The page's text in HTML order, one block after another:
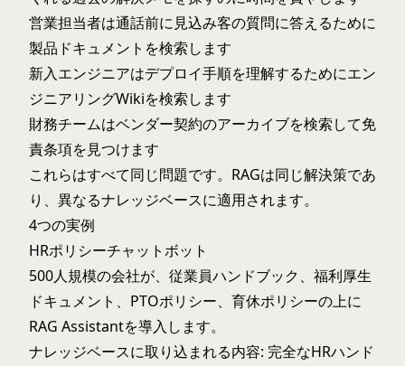
営業担当者は通話前に見込み客の質問に答えるために
製品ドキュメントを検索します
新入エンジニアはデプロイ手順を理解するためにエン
ジニアリングWikiを検索します
財務チームはベンダー契約のアーカイブを検索して免
責条項を見つけます
これらはすべて同じ問題です。RAGは同じ解決策であ
り、異なるナレッジベースに適用されます。
4つの実例
HRポリシーチャットボット
500人規模の会社が、従業員ハンドブック、福利厚生
ドキュメント、PTOポリシー、育休ポリシーの上に
RAG Assistantを導入します。
ナレッジベースに取り込まれる内容: 完全なHRハンド